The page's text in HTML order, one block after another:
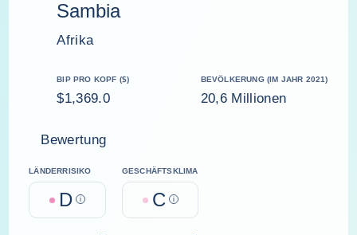
Sambia
Afrika
BIP PRO KOPF ($)
$1,369.0
BEVÖLKERUNG (IM JAHR 2021)
20,6 Millionen
Bewertung
LÄNDERRISIKO
D Help
GESCHÄFTSKLIMA
C Help